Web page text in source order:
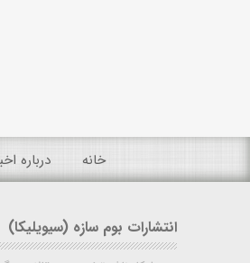
خانه درباره
انتشارات بوم سازه (سیویلیکا)